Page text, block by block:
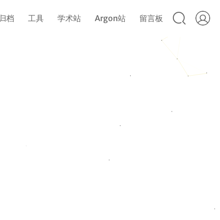
档 工具 学术站 Argon站 留言板